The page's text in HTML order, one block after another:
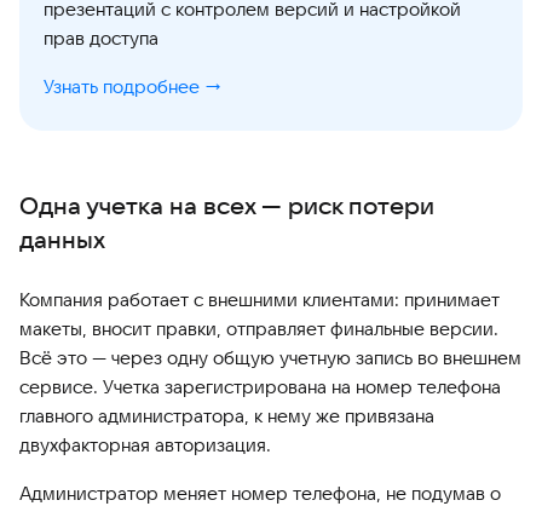
презентаций с контролем версий и настройкой
прав доступа
Узнать подробнее →
Одна учетка на всех — риск потери
данных
Компания работает с внешними клиентами: принимает
макеты, вносит правки, отправляет финальные версии.
Всё это — через одну общую учетную запись во внешнем
сервисе. Учетка зарегистрирована на номер телефона
главного администратора, к нему же привязана
двухфакторная авторизация.
Администратор меняет номер телефона, не подумав о